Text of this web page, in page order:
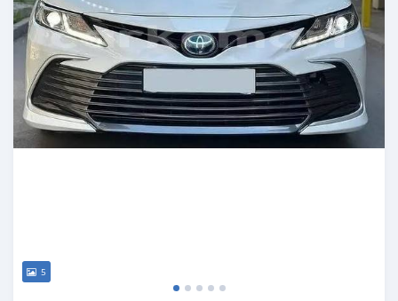
5